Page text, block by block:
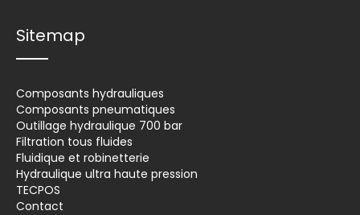
Sitemap
Composants hydrauliques
Composants pneumatiques
Outillage hydraulique 700 bar
Filtration tous fluides
Fluidique et robinetterie
Hydraulique ultra haute pression
TECPOS
Contact